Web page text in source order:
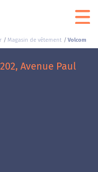
Magasin de vêtement Volcom
Avenue Paul